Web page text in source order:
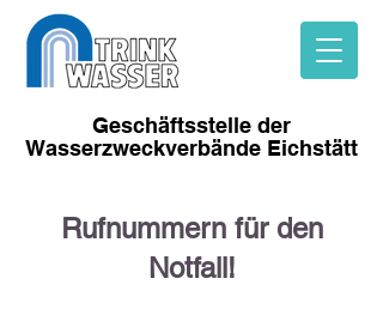
Geschäftsstelle der
Wasserzweckverbände Eichstätt
Rufnummern für den
Notfall!